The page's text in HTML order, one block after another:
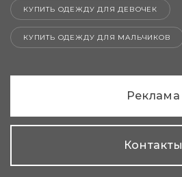
КУПИТЬ ОДЕЖДУ ДЛЯ ДЕВОЧЕК
КУПИТЬ ОДЕЖДУ ДЛЯ МАЛЬЧИКОВ
Реклама
Контакты